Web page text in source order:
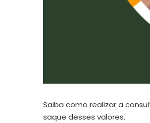
Saiba como realizar a
saque desses valores.